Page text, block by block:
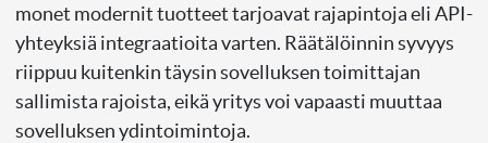
monet modernit tuotteet tarjoavat rajapintoja eli API-
yhteyksiä integraatioita varten. Räätälöinnin syvyys
riippuu kuitenkin täysin sovelluksen toimittajan
sallimista rajoista, eikä yritys voi vapaasti muuttaa
sovelluksen ydintoimintoja.